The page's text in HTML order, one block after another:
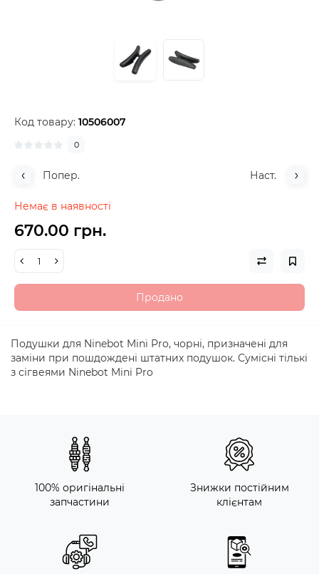
Код товару: 10506007
0
Попер. Наст.
Немає в наявності
670.00 грн.
Продано
Подушки для Ninebot Mini Pro, чорні, призначені для
заміни при пошдождені штатних подушок. Сумісні тількі
з сігвеями Ninebot Mini Pro
100% оригінальні
запчастини
Знижки постійним
клієнтам